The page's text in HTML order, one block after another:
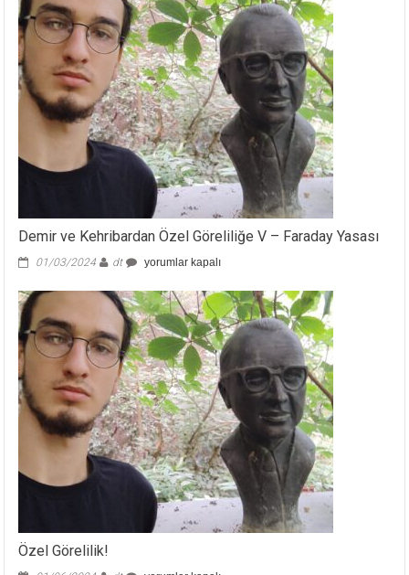
Demir ve Kehribardan Özel Göreliliğe V – Faraday Yasası
01/03/2024 dt
Demir
Kehribardan
Özel
Göreliliğe
V
–
Faraday
Yasası
için
yorumlar kapalı
Özel Görelilik!